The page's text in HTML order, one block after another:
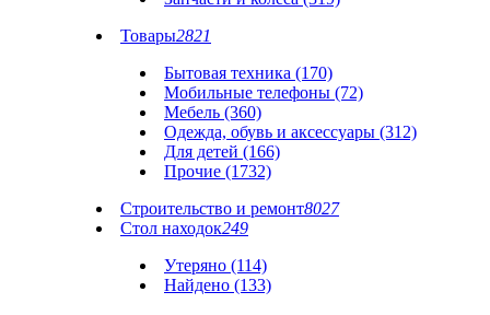
Товары2821
Бытовая техника (170)
Мобильные телефоны (72)
Мебель (360)
Одежда, обувь и аксессуары (312)
Для детей (166)
Прочие (1732)
Строительство и ремонт8027
Стол находок249
Утеряно (114)
Найдено (133)